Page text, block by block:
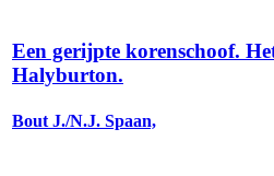
Een gerijpte korenschoof.
Halyburton.
Bout J./N.J. Spaan,